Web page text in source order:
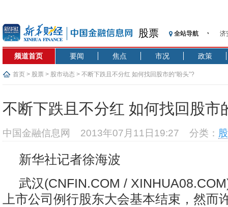
股票 全站导航
【
基
频道首页 要闻 焦点 市况 政策
首页 > 股票 > 股市动态 > 不断下跌且不分红 如何找回股市的“盼头”?
不断下跌且不分红 如何找回股市
中国金融信息网 2013年07月11日19:27 分类：
新华社记者徐海波
武汉(CNFIN.COM /
上市公司例行股东大会基本结束，然而